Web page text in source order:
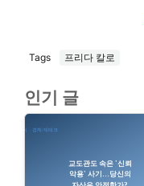
Tags 프리다 칼로
인기 글